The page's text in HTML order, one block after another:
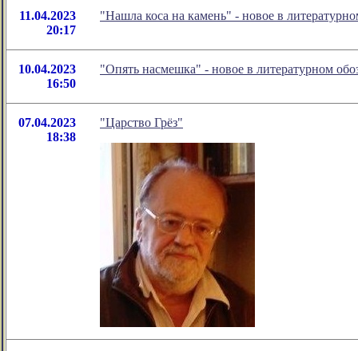
11.04.2023
20:17
"Нашла коса на камень" - новое в
10.04.2023
16:50
"Опять насмешка" - новое в литературном
07.04.2023
18:38
"Царство Грёз"